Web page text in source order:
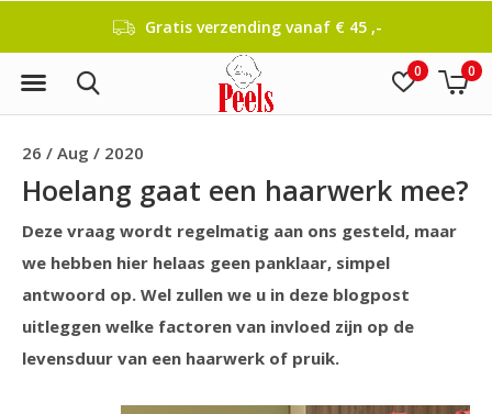
0 0
Gratis verzending vanaf € 45 ,-
26 / Aug / 2020
Hoelang gaat een haarwerk mee?
Deze vraag wordt regelmatig aan ons gesteld, maar
we hebben hier helaas geen panklaar, simpel
antwoord op. Wel zullen we u in deze blogpost
uitleggen welke factoren van invloed zijn op de
levensduur van een haarwerk of pruik.